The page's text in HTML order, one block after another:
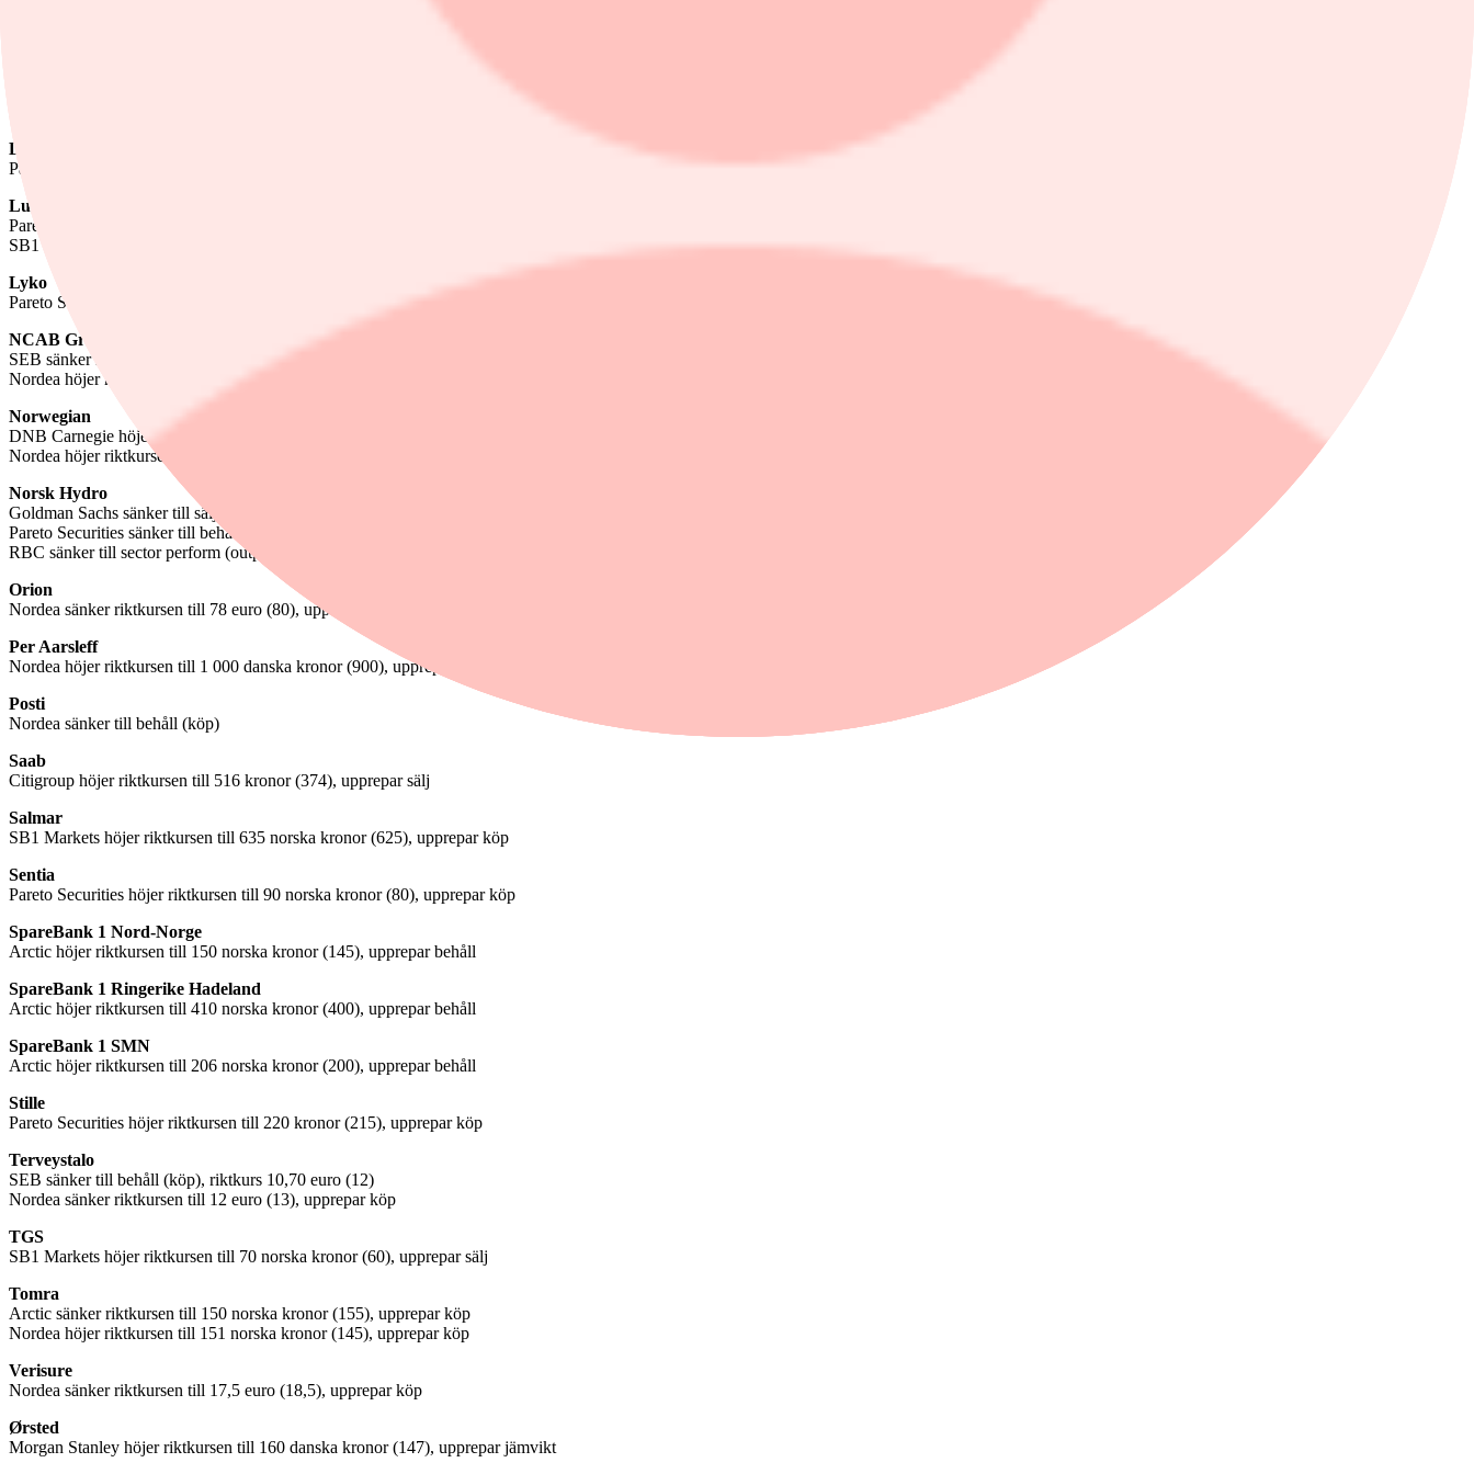
Lundin Gold
Pareto Securities höjer riktkursen till 700 kronor (650), upprepar behåll
Lundin Mining
Pareto Securities höjer riktkursen till 262 kronor (188), upprepar köp
SB1 Markets inleder bevakning med köp och riktkurs 270 kronor
Lyko
Pareto Securities sänker riktkursen till 85 kronor (111), upprepar behåll
NCAB Group
SEB sänker riktkursen till 46 kronor (49), upprepar behåll
Nordea höjer riktkursen till 60 kronor (59), upprepar köp
Norwegian
DNB Carnegie höjer riktkursen till 22 norska kronor (20), upprepar köp
Nordea höjer riktkursen till 20 norska kronor (19), upprepar köp
Norsk Hydro
Goldman Sachs sänker till sälj (neutral), riktkurs 69 norska kronor
Pareto Securities sänker till behåll (köp), riktkurs 90 norska kronor (94)
RBC sänker till sector perform (outperform), riktkurs 80 norska kronor
Orion
Nordea sänker riktkursen till 78 euro (80), upprepar köp
Per Aarsleff
Nordea höjer riktkursen till 1 000 danska kronor (900), upprepar köp
Posti
Nordea sänker till behåll (köp)
Saab
Citigroup höjer riktkursen till 516 kronor (374), upprepar sälj
Salmar
SB1 Markets höjer riktkursen till 635 norska kronor (625), upprepar köp
Sentia
Pareto Securities höjer riktkursen till 90 norska kronor (80), upprepar köp
SpareBank 1 Nord-Norge
Arctic höjer riktkursen till 150 norska kronor (145), upprepar behåll
SpareBank 1 Ringerike Hadeland
Arctic höjer riktkursen till 410 norska kronor (400), upprepar behåll
SpareBank 1 SMN
Arctic höjer riktkursen till 206 norska kronor (200), upprepar behåll
Stille
Pareto Securities höjer riktkursen till 220 kronor (215), upprepar köp
Terveystalo
SEB sänker till behåll (köp), riktkurs 10,70 euro (12)
Nordea sänker riktkursen till 12 euro (13), upprepar köp
TGS
SB1 Markets höjer riktkursen till 70 norska kronor (60), upprepar sälj
Tomra
Arctic sänker riktkursen till 150 norska kronor (155), upprepar köp
Nordea höjer riktkursen till 151 norska kronor (145), upprepar köp
Verisure
Nordea sänker riktkursen till 17,5 euro (18,5), upprepar köp
Ørsted
Morgan Stanley höjer riktkursen till 160 danska kronor (147), upprepar jämvikt